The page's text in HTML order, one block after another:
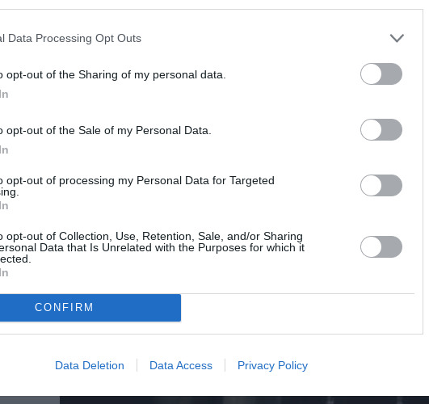
Data Processing Opt Outs
opt-out of the Sharing of my personal data.
opt-out of the Sale of my Personal Data.
opt-out of processing my Personal Data for Targeted
opt-out of Collection, Use, Retention, Sale, and/or Sharing
Data that Is Unrelated with the Purposes for which it
CONFIRM
Data Deletion Data Access Privacy Policy
"Τα
ΠΑΙΔΙ / ΝΕΑ
Τα Χριστούγεννα του Λύκου Ζαχαρία, από τη
Μαρία Κάλλας
Το Μουσείο Μαρία Κάλλας υποδέχεται την παράσταση «Τα